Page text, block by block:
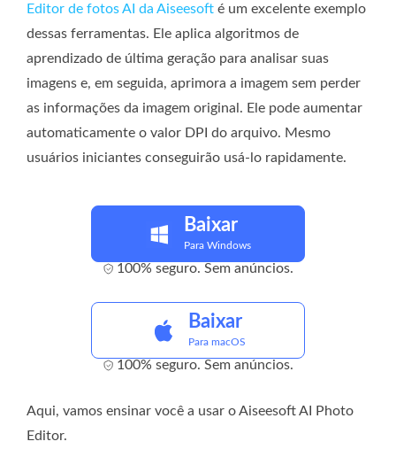
Editor de fotos AI da Aiseesoft é um excelente exemplo
dessas ferramentas. Ele aplica algoritmos de
aprendizado de última geração para analisar suas
imagens e, em seguida, aprimora a imagem sem perder
as informações da imagem original. Ele pode aumentar
automaticamente o valor DPI do arquivo. Mesmo
usuários iniciantes conseguirão usá-lo rapidamente.
Baixar
Para Windows
100% seguro. Sem anúncios.
Baixar
Para macOS
100% seguro. Sem anúncios.
Aqui, vamos ensinar você a usar o Aiseesoft AI Photo
Editor.